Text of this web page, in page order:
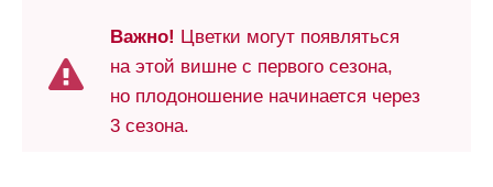
Важно! Цветки могут появляться
на этой вишне с первого сезона,
но плодоношение начинается через
3 сезона.